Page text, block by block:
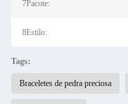
7Pacote:
8Estilo:
Tags:
Braceletes de pedra preciosa